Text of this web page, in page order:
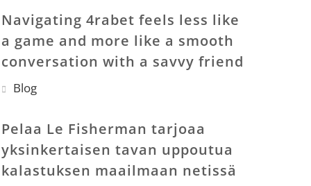
Navigating 4rabet feels less like
a game and more like a smooth
conversation with a savvy friend
Blog
Pelaa Le Fisherman tarjoaa
yksinkertaisen tavan uppoutua
kalastuksen maailmaan netissä